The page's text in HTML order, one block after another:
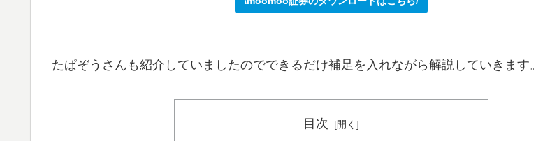
たぱぞうさんも紹介していましたのでできるだけ補足を入れながら解説していきます。
目次